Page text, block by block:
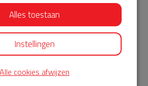
11-02-2024 | 12:40
Hoe meer AED’s….
€ 10
11-02-2024 | 12:23
Alles toestaan
Instellingen
Alle cookies afwijzen